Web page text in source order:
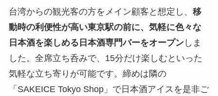
台湾からの観光客の方をメイン顧客と想定し、 移
動時の利便性が高い東京駅の前に、気軽に色々な
日本酒を楽しめる日本酒専門バーをオープンしま
した。全席立ち呑みで、15分だけ楽しむといった
気軽な立ち寄りが可能です。締めは隣の
「SAKEICE Tokyo Shop」で日本酒アイスを是非ご